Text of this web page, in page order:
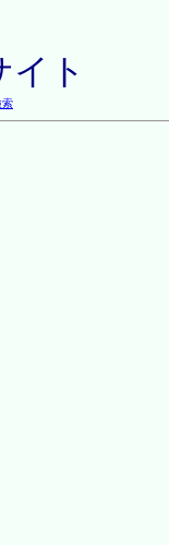
ト
索